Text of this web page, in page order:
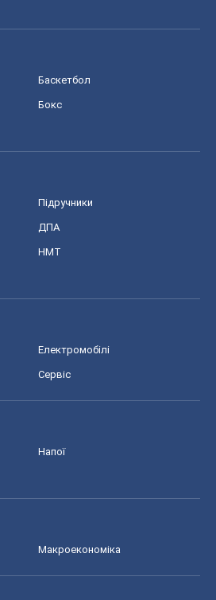
Баскетбол
Бокс
Підручники
ДПА
НМТ
Електромобілі
Сервіс
Напої
Макроекономіка